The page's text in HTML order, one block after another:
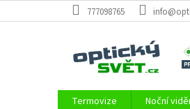
na
777098765
Termovize Noční